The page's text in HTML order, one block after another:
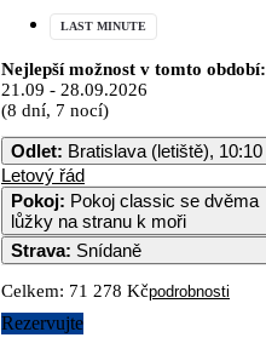
LAST MINUTE
Nejlepší možnost v tomto období:
21.09 - 28.09.2026
(8 dní, 7 nocí)
Odlet: Bratislava (letiště), 10:10
Letový řád
Pokoj: Pokoj classic se dvěma
lůžky na stranu k moři
Strava: Snídaně
Celkem: 71 278 Kčpodrobnosti
Rezervujte